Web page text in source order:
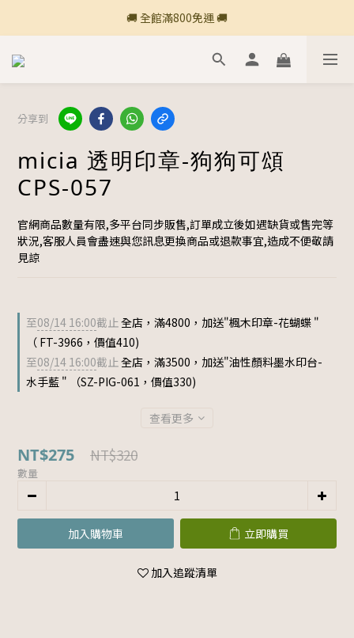
🚚 全館滿800免運 🚚
🚚 全館滿800免運 🚚
🍎 點三條橫線登入會員享購物點數回饋🍎
🚚 全館滿800免運 🚚
分享到
micia 透明印章-狗狗可頌
CPS-057
官網商品數量有限,多平台同步販售,訂單成立後如遇缺貨或售完等
狀況,客服人員會盡速與您訊息更換商品或退款事宜,造成不便敬請
見諒
至08/14 16:00截止全店，滿4800，加送"楓木印章-花蝴蝶 "
（ FT-3966，價值410)
至08/14 16:00截止全店，滿3500，加送"油性顏料墨水印台-
水手藍 " （SZ-PIG-061，價值330)
查看更多
NT$275 NT$320
數量
加入購物車 立即購買
加入追蹤清單